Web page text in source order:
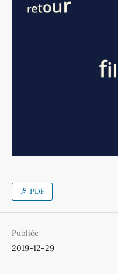
PDF
Publiée
2019-12-29